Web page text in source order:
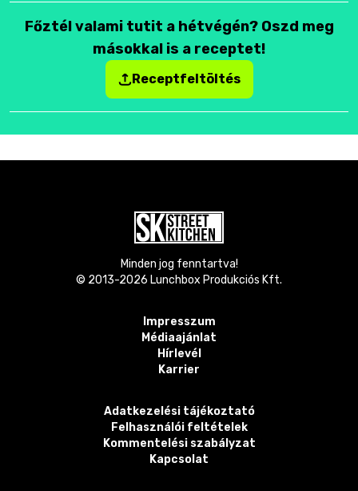
Főztél valami tutit a hétvégén? Oszd meg
másokkal is a receptet!
Receptfeltöltés
Minden jog fenntartva!
© 2013-2026 Lunchbox Produkciós Kft.
Impresszum
Médiaajánlat
Hírlevél
Karrier
Adatkezelési tájékoztató
Felhasználói feltételek
Kommentelési szabályzat
Kapcsolat